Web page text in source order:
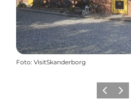
Foto: VisitSkanderborg
ZurückWeiter